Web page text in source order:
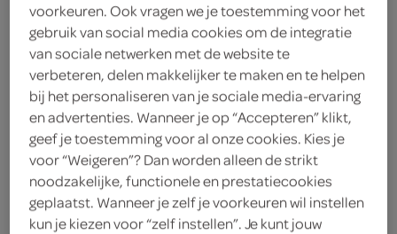
verse broodjes, wraps, snacks
& salades
bestellen
pizza's
voorkeuren. Ook vragen we je toestemming voor het
gebruik van social media cookies om de integratie
van sociale netwerken met de website te
verbeteren, delen makkelijker te maken en te helpen
bij het personaliseren van je sociale media-ervaring
en advertenties. Wanneer je op “Accepteren” klikt,
geef je toestemming voor al onze cookies. Kies je
voor “Weigeren”? Dan worden alleen de strikt
noodzakelijke, functionele en prestatiecookies
geplaatst. Wanneer je zelf je voorkeuren wil instellen
kun je kiezen voor “zelf instellen”. Je kunt jouw